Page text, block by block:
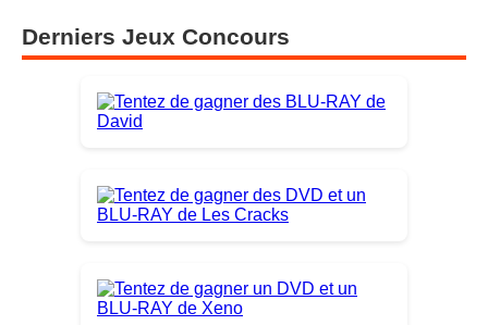
Derniers Jeux Concours